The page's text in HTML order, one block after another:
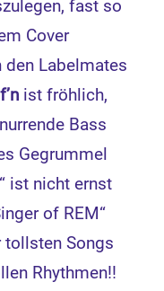
fast so
Cover
Labelmates
ist fröhlich,
Bass
Gegrummel
ist nicht ernst
of REM“
tollsten Songs
Rhythmen!!